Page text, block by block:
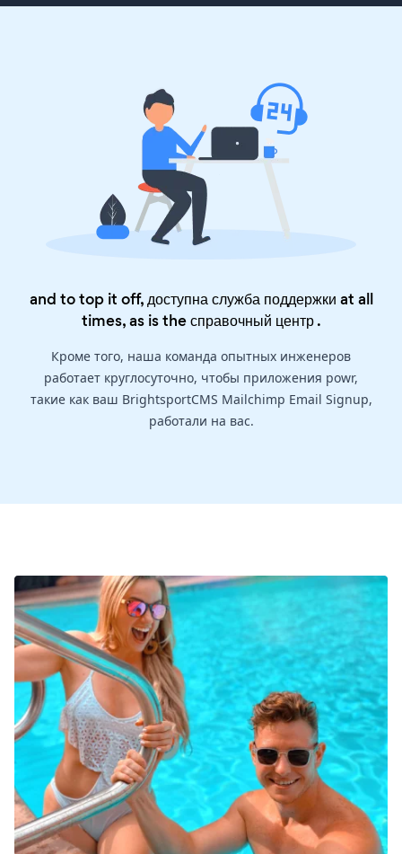
and to top it off, доступна служба поддержки at all
times, as is theсправочный центр.
Кроме того, наша команда опытных инженеров
работает круглосуточно, чтобы приложения powr,
такие как ваш BrightsportCMS Mailchimp Email Signup,
работали на вас.